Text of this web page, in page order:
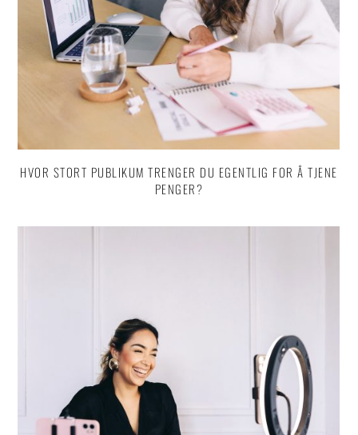
HVOR STORT PUBLIKUM TRENGER DU EGENTLIG FOR Å TJENE
PENGER?